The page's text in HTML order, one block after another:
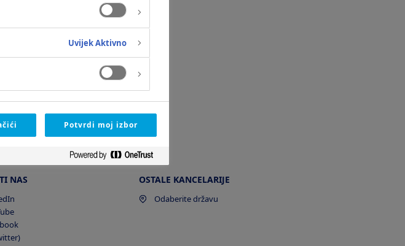
NAS OSTALE KANCELARIJE
Odaberite državu
Uvijek Aktivno
Potvrdi moj izbor